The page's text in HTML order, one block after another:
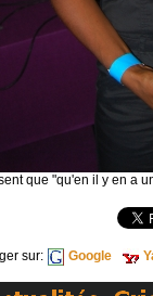
que "qu'en il y en a
sur: Google